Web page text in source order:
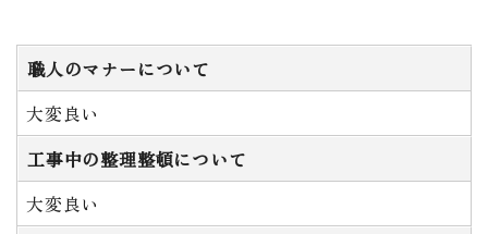
職人のマナーについて
大変良い
工事中の整理整頓について
大変良い